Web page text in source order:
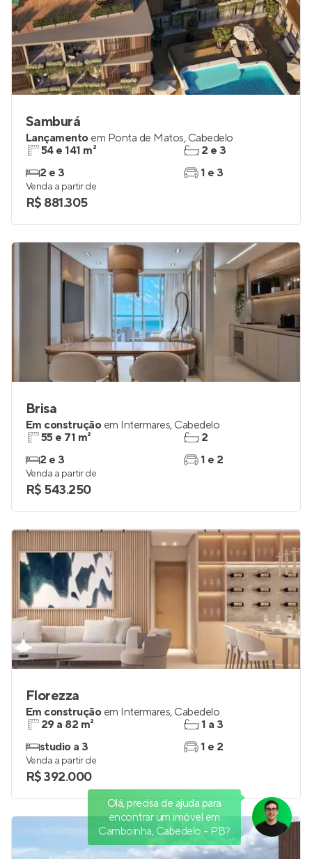
Samburá
Lançamento em Ponta de Matos, Cabedelo
54 e 141 m²
2 e 3
2 e 3
1 e 3
Venda a partir de
R$ 881.305
Brisa
Em construção em Intermares, Cabedelo
55 e 71 m²
2 e 3
2
1 e 2
Venda a partir de
R$ 543.250
Florezza
Em construção em Intermares, Cabedelo
29 a 82 m²
studio a 3
1 a 3
1 e 2
Venda a partir de
R$ 392.000
Olá, precisa de ajuda para
encontrar um imóvel em
Camboinha, Cabedelo - PB?